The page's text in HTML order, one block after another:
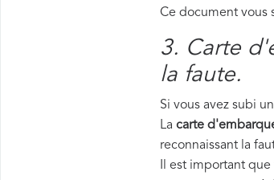
Ce document vous
3. Carte
la faute.
Si vous avez subi
La carte
reconnaissant la
Il est important